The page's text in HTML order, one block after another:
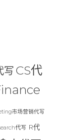
写CS代
市场营销代写
代写 R代